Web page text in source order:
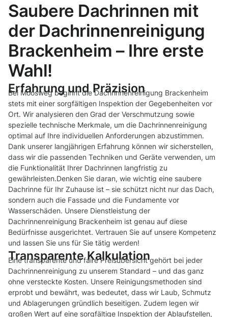
Saubere Dachrinnen mit
der Dachrinnenreinigung
Brackenheim – Ihre erste
Wahl!
Erfahrung und Präzision
Bei Moosweg beginnt die Dachrinnenreinigung Brackenheim
stets mit einer sorgfältigen Inspektion der Gegebenheiten vor
Ort. Wir analysieren den Grad der Verschmutzung sowie
spezielle technische Merkmale, um die Dachrinnenreinigung
optimal auf Ihre individuellen Anforderungen abzustimmen.
Dank unserer langjährigen Erfahrung können wir sicherstellen,
dass wir die passenden Techniken und Geräte verwenden, um
die Funktionalität Ihrer Dachrinnen langfristig zu
gewährleisten.Denken Sie daran, wie wichtig eine saubere
Dachrinne für Ihr Zuhause ist – sie schützt nicht nur das Dach,
sondern auch die Fassade und die Fundamente vor
Wasserschäden. Unsere Dienstleistung der
Dachrinnenreinigung Brackenheim ist genau auf diese
Bedürfnisse ausgerichtet. Vertrauen Sie auf unsere Kompetenz
und lassen Sie uns für Sie tätig werden!
Transparente Kalkulation
Eine transparente und faire Preisübersicht gehört bei jeder
Dachrinnenreinigung zu unserem Standard – und das ganz
ohne versteckte Kosten. Unsere Reinigungsmethoden sind
erprobt und bewährt, was bedeutet, dass wir Laub, Schmutz
und Ablagerungen gründlich beseitigen. Zudem legen wir
großen Wert auf eine sorgfältige Inspektion der Ablaufstellen,